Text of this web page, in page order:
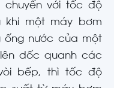
chuyển với tốc độ
khi một máy bơm
nước của một
dốc quanh các
bếp, thì tốc độ